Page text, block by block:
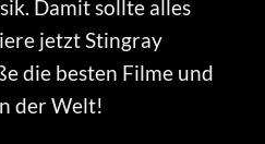
Damit sollte alles
jetzt Stingray
die besten Filme und
der Welt!